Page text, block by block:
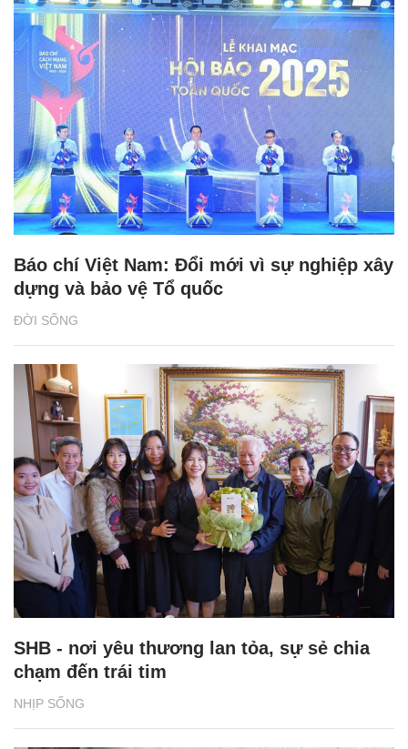
ĐỜI SỐNG
Báo chí Việt Nam: Đổi mới vì sự nghiệp xây
dựng và bảo vệ Tổ quốc
NHỊP SỐNG
SHB - nơi yêu thương lan tỏa, sự sẻ chia
chạm đến trái tim